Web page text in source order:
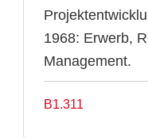
1968: Erwerb,
Management.
B1.311